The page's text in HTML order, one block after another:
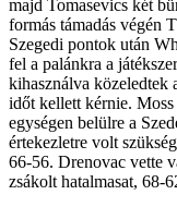
majd Tomasevics két
formás támadás végén
Szegedi pontok után
fel a palánkra a
kihasználva közeledtek
időt kellett kérnie.
egységen belülre a
értekezletre volt
66-56. Drenovac vette
zsákolt hatalmasat, 68-